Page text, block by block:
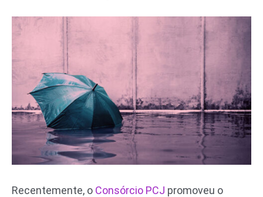
Recentemente, o Consórcio PCJ promoveu o